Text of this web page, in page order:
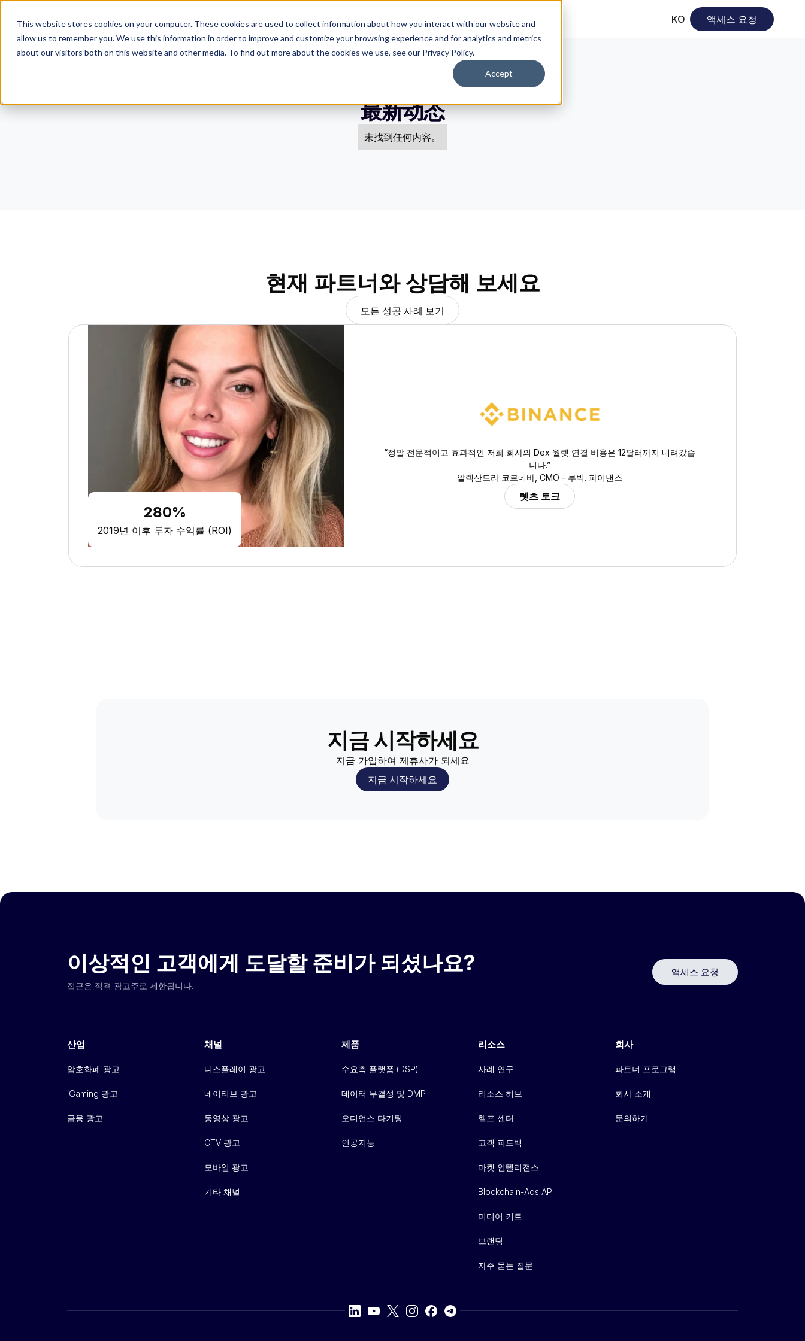
This website stores cookies on your computer. These cookies are used to collect information about how you interact with our website and
allow us to remember you. We use this information in order to improve and customize your browsing experience and for analytics and metrics
about our visitors both on this website and other media. To find out more about the cookies we use, see our Privacy Policy.
Accept
솔루션 플랫폼 리소스 KO 액세스 요청
最新动态
未找到任何内容。
현재 파트너와 상담해 보세요
모든 성공 사례 보기
280%
2019년 이후 투자 수익률 (ROI)
“정말 전문적이고 효과적인 저희 회사의 Dex 월렛 연결 비용은 12달러까지 내려갔습
니다.”
알렉산드라 코르네바, CMO - 루빅. 파이낸스
렛츠 토크
지금 시작하세요
지금 가입하여 제휴사가 되세요
지금 시작하세요
이상적인 고객에게 도달할 준비가 되셨나요?
접근은 적격 광고주로 제한됩니다.
액세스 요청
산업
암호화폐 광고
iGaming 광고
금융 광고
채널
디스플레이 광고
네이티브 광고
동영상 광고
CTV 광고
모바일 광고
기타 채널
제품
수요측 플랫폼 (DSP)
데이터 무결성 및 DMP
오디언스 타기팅
인공지능
리소스
사례 연구
리소스 허브
헬프 센터
고객 피드백
마켓 인텔리전스
Blockchain-Ads API
미디어 키트
브랜딩
자주 묻는 질문
회사
파트너 프로그램
회사 소개
문의하기